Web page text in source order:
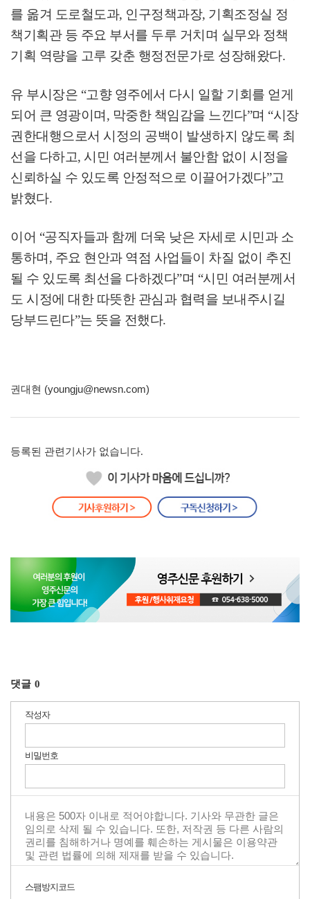
를 옮겨 도로철도과, 인구정책과장, 기획조정실 정
책기획관 등 주요 부서를 두루 거치며 실무와 정책
기획 역량을 고루 갖춘 행정전문가로 성장해왔다.
유 부시장은 “고향 영주에서 다시 일할 기회를 얻게
되어 큰 영광이며 , 막중한 책임감을 느낀다”며 “시장
권한대행으로서 시정의 공백이 발생하지 않도록 최
선을 다하고, 시민 여러분께서 불안함 없이 시정을
신뢰하실 수 있도록 안정적으로 이끌어가겠다”고
밝혔다.
이어 “공직자들과 함께 더욱 낮은 자세로 시민과 소
통하며 , 주요 현안과 역점 사업들이 차질 없이 추진
될 수 있도록 최선을 다하겠다”며 “시민 여러분께서
도 시정에 대한 따뜻한 관심과 협력을 보내주시길
당부드린다”는 뜻을 전했다.
권대현 (youngju@newsn.com)
등록된 관련기사가 없습니다.
댓글 0
작성자
비밀번호
스팸방지코드